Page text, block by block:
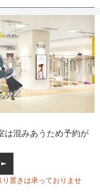
121
78
92
。袖付きなので、ボレ
デコルテは透けすぎな
披露宴のお呼ばれなど
・同窓会などにもおす
レ パンツ
厚め
は混みあうため予約が
置きは承っておりませ